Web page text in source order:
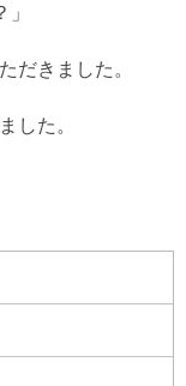
だきました。
した。